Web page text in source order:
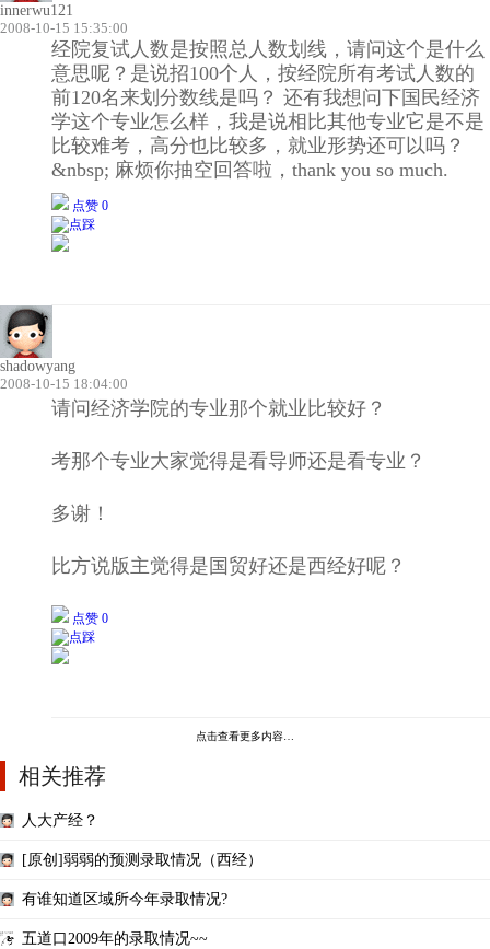
innerwu121
2008-10-15 15:35:00
经院复试人数是按照总人数划线，请问这个是什么
意思呢？是说招100个人，按经院所有考试人数的
前120名来划分数线是吗？ 还有我想问下国民经济
学这个专业怎么样，我是说相比其他专业它是不是
比较难考，高分也比较多，就业形势还可以吗？
&nbsp; 麻烦你抽空回答啦，thank you so much.
点赞 0
shadowyang
2008-10-15 18:04:00
请问经济学院的专业那个就业比较好？
考那个专业大家觉得是看导师还是看专业？
多谢！
比方说版主觉得是国贸好还是西经好呢？
点赞 0
点击查看更多内容…
相关推荐
人大产经？
[原创]弱弱的预测录取情况（西经）
有谁知道区域所今年录取情况?
五道口2009年的录取情况~~